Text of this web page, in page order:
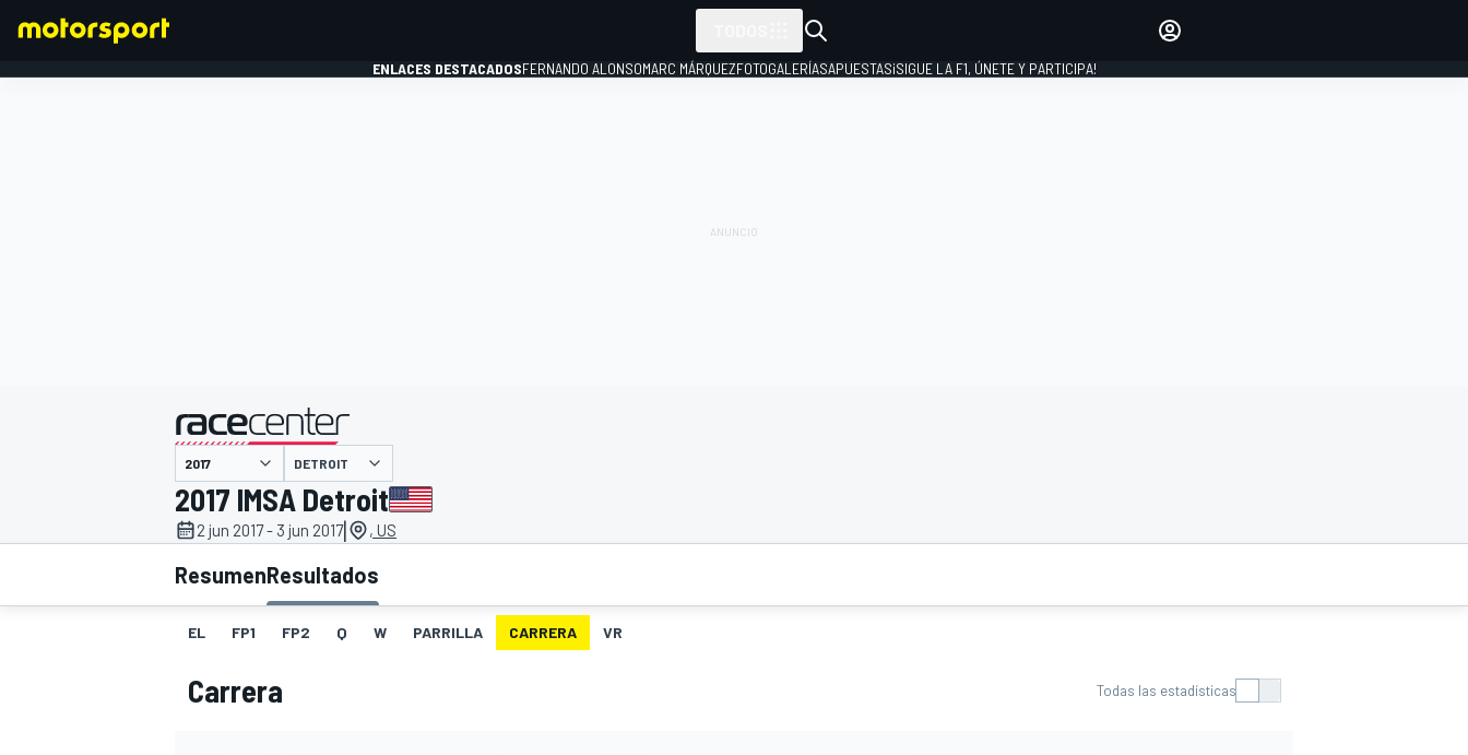
INDYCAR WRC
ENLACES DESTACADOSFERNANDO ALONSOMARC MÁRQUEZFOTOGALERÍASAPUESTAS¡SIGUE LA F1, ÚNETE Y PARTICIPA!
presentado por
DETROIT
2017 IMSA Detroit
2 jun 2017 - 3 jun 2017| , US
ResumenResultados
EL FP1 FP2 Q W PARRILLA CARRERA VR
Carrera Todas las estadísticas